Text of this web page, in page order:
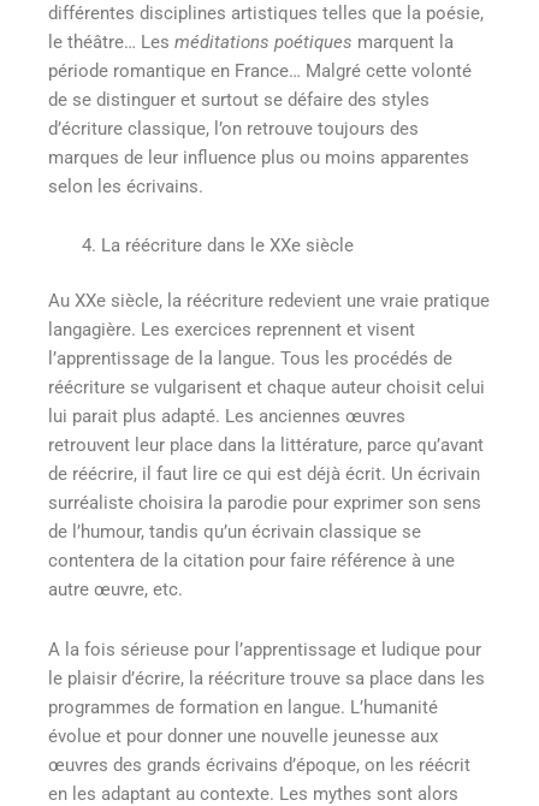
différentes disciplines artistiques telles que la poésie,
le théâtre… Les méditations poétiques marquent la
période romantique en France… Malgré cette volonté
de se distinguer et surtout se défaire des styles
d’écriture classique, l’on retrouve toujours des
marques de leur influence plus ou moins apparentes
selon les écrivains.
La réécriture dans le XXe siècle
Au XXe siècle, la réécriture redevient une vraie pratique
langagière. Les exercices reprennent et visent
l’apprentissage de la langue. Tous les procédés de
réécriture se vulgarisent et chaque auteur choisit celui
lui parait plus adapté. Les anciennes œuvres
retrouvent leur place dans la littérature, parce qu’avant
de réécrire, il faut lire ce qui est déjà écrit. Un écrivain
surréaliste choisira la parodie pour exprimer son sens
de l’humour, tandis qu’un écrivain classique se
contentera de la citation pour faire référence à une
autre œuvre, etc.
A la fois sérieuse pour l’apprentissage et ludique pour
le plaisir d’écrire, la réécriture trouve sa place dans les
programmes de formation en langue. L’humanité
évolue et pour donner une nouvelle jeunesse aux
œuvres des grands écrivains d’époque, on les réécrit
en les adaptant au contexte. Les mythes sont alors